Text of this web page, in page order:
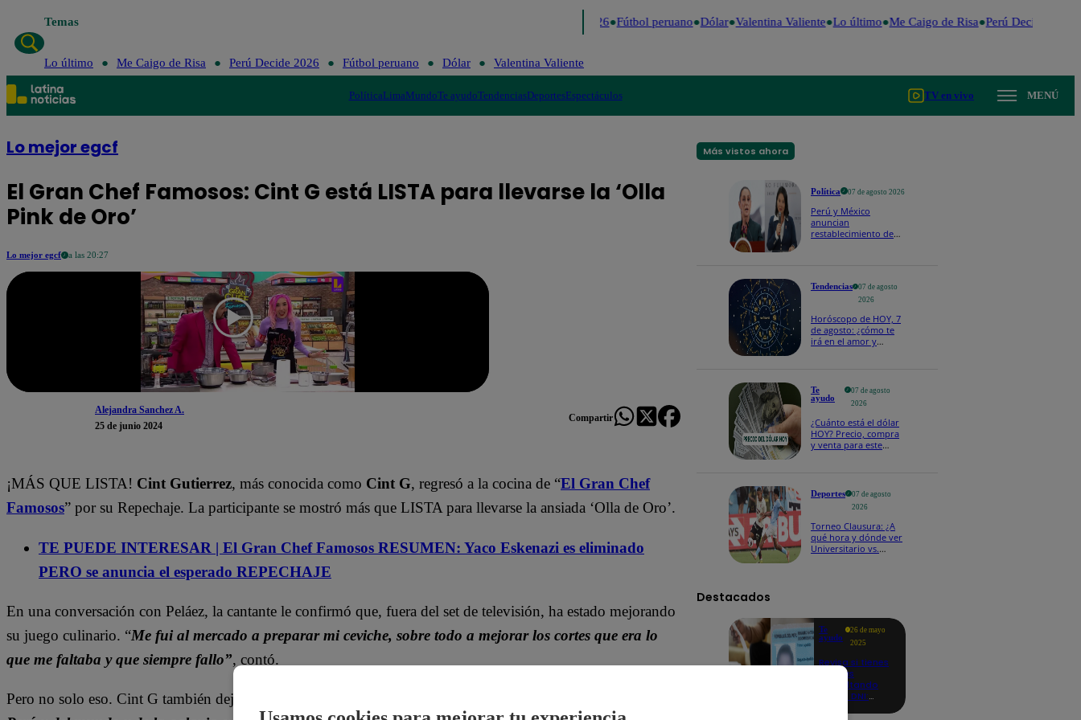
Temas Perú Decide 2026 Fútbol peruano Dólar Valentina Valiente Lo último Me Caigo de Risa Perú Decide 2026
Lo último Me Caigo de Risa Perú Decide 2026 Fútbol peruano Dólar Valentina Valiente
PolíticaLimaMundoTe ayudoTendenciasDeportesEspectáculos TV en vivo MENÚ
Lo mejor egcf
El Gran Chef Famosos: Cint G está LISTA para llevarse la ‘Olla
Pink de Oro’
Lo mejor egcf a las 20:27
Alejandra Sanchez A.
25 de junio 2024
Compartir
¡MÁS QUE LISTA! Cint Gutierrez, más conocida como Cint G, regresó a la cocina de “El Gran Chef
Famosos” por su Repechaje. La participante se mostró más que LISTA para llevarse la ansiada ‘Olla de Oro’.
TE PUEDE INTERESAR | El Gran Chef Famosos RESUMEN: Yaco Eskenazi es eliminado
PERO se anuncia el esperado REPECHAJE
En una conversación con Peláez, la cantante le confirmó que, fuera del set de televisión, ha estado mejorando
su juego culinario. “Me fui al mercado a preparar mi ceviche, sobre todo a mejorar los cortes que era lo
que me faltaba y que siempre fallo”, contó.
Pero no solo eso. Cint G también dejó un mensaje para todo el público:
Más vistos ahora
Política 07 de agosto 2026
Perú y México
anuncian
restablecimiento de
Tendencias
07 de agosto
2026
Horóscopo de HOY, 7
de agosto: ¿cómo te
irá en el amor y
Te
ayudo
07 de agosto
2026
¿Cuánto está el dólar
HOY? Precio, compra
y venta para este
Deportes
07 de agosto
2026
Torneo Clausura: ¿A
qué hora y dónde ver
Universitario vs.
Destacados
Te
ayudo
26 de mayo
2025
Revisa si tienes
deudas
consultando
con tu DNI: